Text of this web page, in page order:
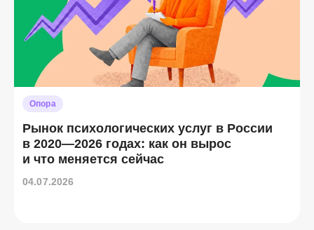
Опора
Рынок психологических услуг в России
в 2020—2026 годах: как он вырос
и что меняется сейчас
04.07.2026